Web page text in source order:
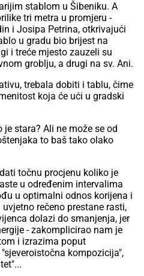
stablom u Šibeniku. A
tri metra u promjeru -
i Josipa Petrina, otkrivajući
u gradu bio brijest na
i treće mjesto zauzeli su
groblju, a drugi na sv. Ani.
trebala dobiti i tablu, čime
koja će ući u gradski
stara? Ali ne može se od
to baš tako olako
točnu procjenu koliko je
u određenim intervalima
u optimalni odnos korijena i
rečeno prestane rasti,
dolazi do smanjenja, jer
- zakomplicirao nam je
i izrazima poput
kompozicija",